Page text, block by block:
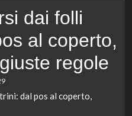
dai folli
al coperto,
regole